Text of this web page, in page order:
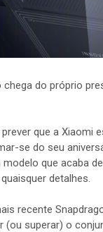
do próprio
que a Xiaomi
se do seu
que acaba
detalhes.
recente
(ou superar) o